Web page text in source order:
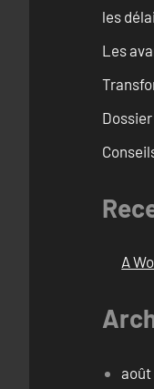
les
Les
A
août